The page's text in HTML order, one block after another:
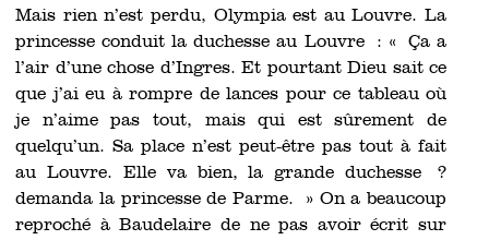
Mais rien n’est perdu, Olympia est au Louvre. La
princesse conduit la duchesse au Louvre : « Ça a
l’air d’une chose d’Ingres. Et pourtant Dieu sait ce
que j’ai eu à rompre de lances pour ce tableau où
je n’aime pas tout, mais qui est sûrement de
quelqu’un. Sa place n’est peut-être pas tout à fait
au Louvre. Elle va bien, la grande duchesse ?
demanda la princesse de Parme. » On a beaucoup
reproché à Baudelaire de ne pas avoir écrit sur